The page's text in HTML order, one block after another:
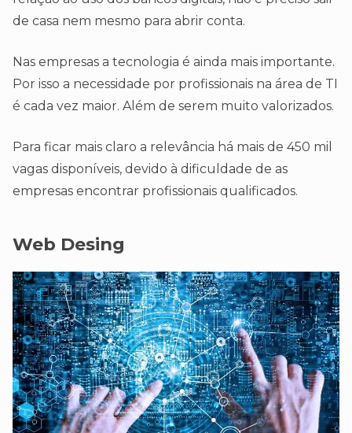
de casa nem mesmo para abrir conta.
Nas empresas a tecnologia é ainda mais importante.
Por isso a necessidade por profissionais na área de TI
é cada vez maior. Além de serem muito valorizados.
Para ficar mais claro a relevância há mais de 450 mil
vagas disponíveis, devido à dificuldade de as
empresas encontrar profissionais qualificados.
Web Desing